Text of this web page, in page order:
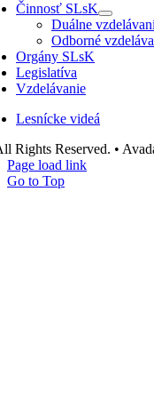
Činnosť SLsK
Duálne
Odborné
Orgány SLsK
Legislatíva
Vzdelávanie
Lesnícke videá
Rights Reserved. •
Page load link
Go to Top